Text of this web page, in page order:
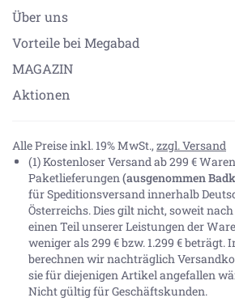
Über uns
Vorteile bei Megabad
MAGAZIN
Aktionen
Alle Preise inkl. 19% MwSt., zzgl. Versand
(1) Kostenloser Versand ab 299 €
Paketlieferungen(ausgenommen
für Speditionsversand innerhalb
Österreichs. Dies gilt nicht, soweit
einen Teil unserer Leistungen der
weniger als 299 € bzw. 1.299 € beträgt.
berechnen wir nachträglich
sie für diejenigen Artikel angefallen
Nicht gültig für Geschäftskunden.